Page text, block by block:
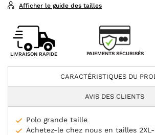
Afficher le guide des tailles
LIVRAISON RAPIDE PAIEMENTS SÉCURISÉS
CARACTÉRISTIQUES DU
AVIS DES CLIENTS
Polo grande taille
Achetez-le chez nous en tailles 2XL-